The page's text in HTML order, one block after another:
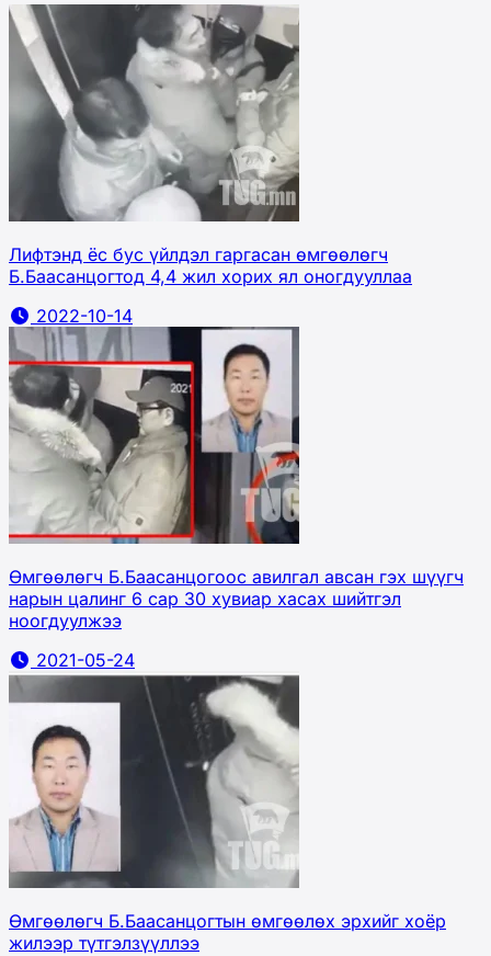
Лифтэнд ёс бус үйлдэл гаргасан өмгөөлөгч
Б.Баасанцогтод 4,4 жил хорих ял оногдууллаа
2022-10-14
Өмгөөлөгч Б.Баасанцогоос авилгал авсан гэх шүүгч
нарын цалинг 6 сар 30 хувиар хасах шийтгэл
ноогдуулжээ
2021-05-24
Өмгөөлөгч Б.Баасанцогтын өмгөөлөх эрхийг хоёр
жилээр түтгэлзүүллээ